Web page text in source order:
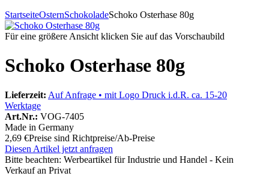
StartseiteOsternSchokoladeSchoko Osterhase 80g
Für eine größere Ansicht klicken Sie auf das Vorschaubild
Schoko Osterhase 80g
Lieferzeit: Auf Anfrage • mit Logo Druck i.d.R. ca. 15-20
Werktage
Art.Nr.: VOG-7405
Made in Germany
2,69 €Preise sind Richtpreise/Ab-Preise
Diesen Artikel jetzt anfragen
Bitte beachten: Werbeartikel für Industrie und Handel - Kein
Verkauf an Privat